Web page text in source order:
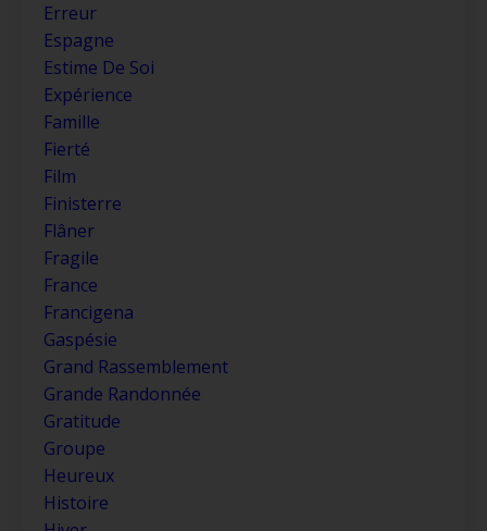
Erreur
Espagne
Estime De Soi
Expérience
Famille
Fierté
Film
Finisterre
Flâner
Fragile
France
Francigena
Gaspésie
Grand Rassemblement
Grande Randonnée
Gratitude
Groupe
Heureux
Histoire